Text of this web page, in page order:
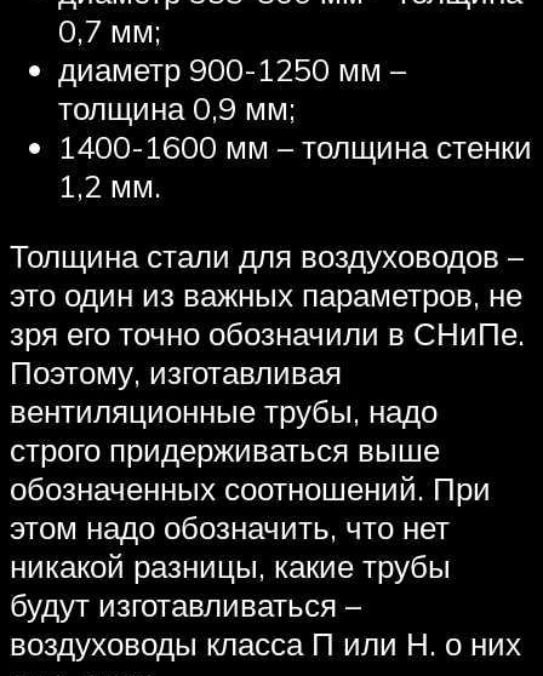
0,7 мм;
диаметр 900-1250 мм –
толщина 0,9 мм;
1400-1600 мм – толщина стенки
1,2 мм.
Толщина стали для воздуховодов –
это один из важных параметров, не
зря его точно обозначили в СНиПе.
Поэтому, изготавливая
вентиляционные трубы, надо
строго придерживаться выше
обозначенных соотношений. При
этом надо обозначить, что нет
никакой разницы, какие трубы
будут изготавливаться –
воздуховоды класса П или Н. о них